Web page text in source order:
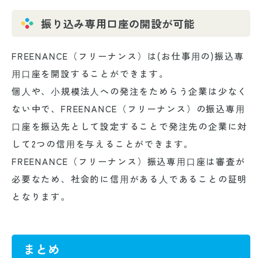
振り込み専用口座の開設が可能
FREENANCE（フリーナンス）は(お仕事⽤の)振込専
⽤⼝座を開設することができます。
個⼈や、⼩規模法⼈への発注をためらう企業は少なく
ない中で、FREENANCE（フリーナンス）の振込専⽤
⼝座を振込先として設定することで発注先の企業に対
して2つの信⽤を与えることができます。
FREENANCE（フリーナンス）振込専⽤⼝座は審査が
必要なため、社会的に信⽤がある⼈であることの証明
となります。
まとめ